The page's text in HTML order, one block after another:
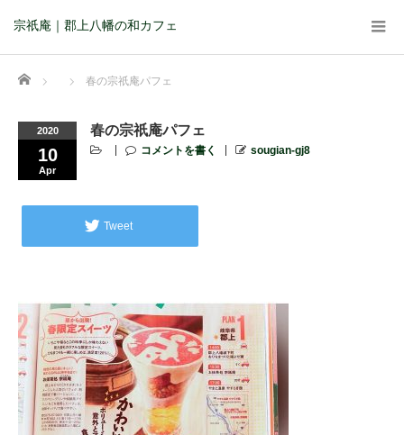
宗祇庵｜郡上八幡の和カフェ
Home 春の宗祇庵パフェ
2020
10
Apr
春の宗祇庵パフェ
コメントを書く sougian-gj8
Tweet